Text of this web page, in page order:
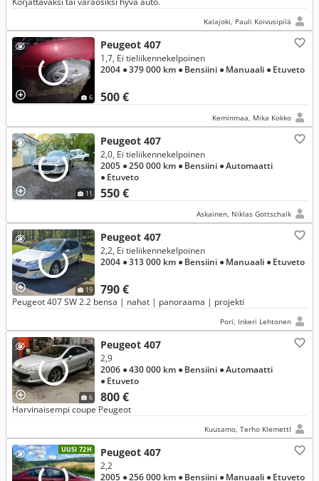
Kalajoki, Pauli Koivusipilä
6
Peugeot 407
500 €
1,7, Ei tieliikennekelpoinen
2004 ● 379 000 km ● Bensiini ● Manuaali ● Etuveto
Keminmaa, Mika Kokko
11
Peugeot 407
550 €
2,0, Ei tieliikennekelpoinen
2005 ● 250 000 km ● Bensiini ● Automaatti
● Etuveto
Askainen, Niklas Gottschalk
19
Peugeot 407
790 €
2,2, Ei tieliikennekelpoinen
2004 ● 313 000 km ● Bensiini ● Manuaali ● Etuveto
Peugeot 407 SW 2.2 bensa | nahat | panoraama | projekti
Pori, Inkeri Lehtonen
6
Peugeot 407
800 €
2,9
2006 ● 430 000 km ● Bensiini ● Automaatti
● Etuveto
Harvinaisempi coupe Peugeot
Kuusamo, Terho KlemettI
UUSI 72H Peugeot 407
2,2
2005 ● 256 000 km ● Bensiini ● Manuaali ● Etuveto